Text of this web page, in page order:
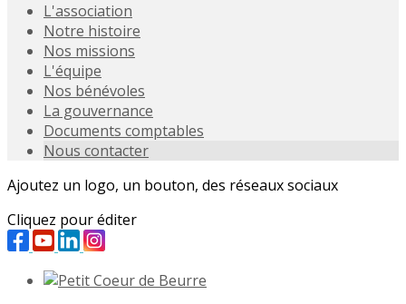
L'association
Notre histoire
Nos missions
L'équipe
Nos bénévoles
La gouvernance
Documents comptables
Nous contacter
Ajoutez un logo, un bouton, des réseaux sociaux
Cliquez pour éditer